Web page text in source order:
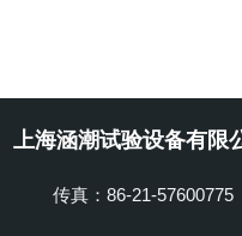
上海涵潮试验设备有限
传真：86-21-57600775